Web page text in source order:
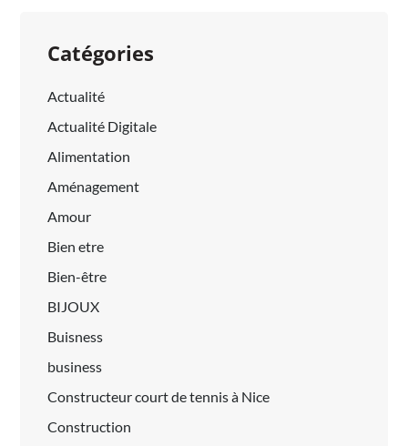
Catégories
Actualité
Actualité Digitale
Alimentation
Aménagement
Amour
Bien etre
Bien-être
BIJOUX
Buisness
business
Constructeur court de tennis à Nice
Construction